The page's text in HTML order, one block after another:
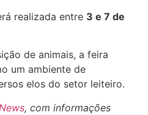
realizada entre 3 e 7 de
de animais, a feira
um ambiente de
elos do setor leiteiro.
, com informações